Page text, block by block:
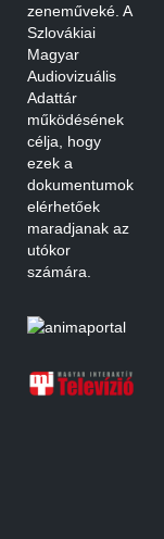
zeneműveké. A
Szlovákiai
Magyar
Audiovizuális
Adattár
működésének
célja, hogy
ezek a
dokumentumok
elérhetőek
maradjanak az
utókor
számára.